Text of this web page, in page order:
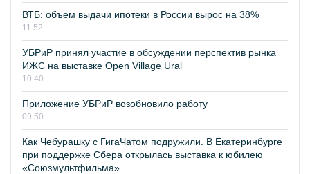
ВТБ: объем выдачи ипотеки в России вырос на 38%
11:52
УБРиР принял участие в обсуждении перспектив рынка
ИЖС на выставке Open Village Ural
10:40
Приложение УБРиР возобновило работу
09:50
Как Чебурашку с ГигаЧатом подружили. В Екатеринбурге
при поддержке Сбера открылась выставка к юбилею
«Союзмультфильма»